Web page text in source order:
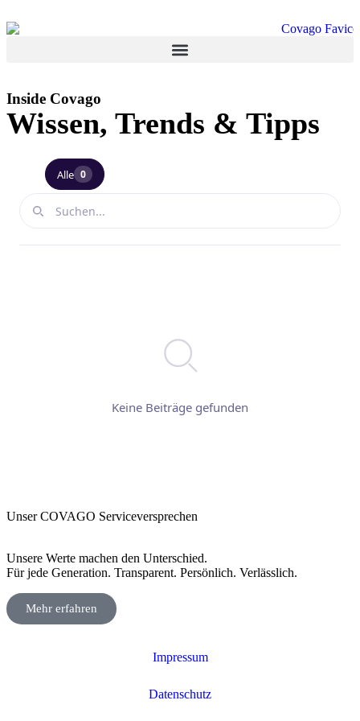
Inside Covago
Wissen, Trends & Tipps
Alle 0
Keine Beiträge gefunden
Unser COVAGO Serviceversprechen
Unsere Werte machen den Unterschied.
Für jede Generation. Transparent. Persönlich. Verlässlich.
Mehr erfahren
Impressum
Datenschutz